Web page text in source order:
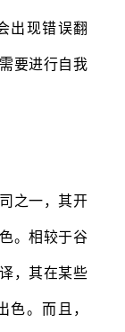
出现错误翻
要进行自我
之一，其开
。相较于谷
，其在某些
。而且，